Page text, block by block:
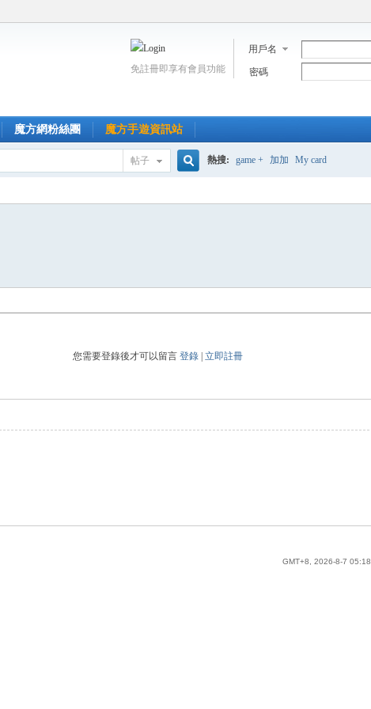
用戶名
密碼
免註冊即享有會員功能
魔方網粉絲團 魔方手遊資訊站
帖子 熱搜: game + 加加 My card
您需要登錄後才可以留言登錄 |立即註冊
GMT+8, 2026-8-7 05:18